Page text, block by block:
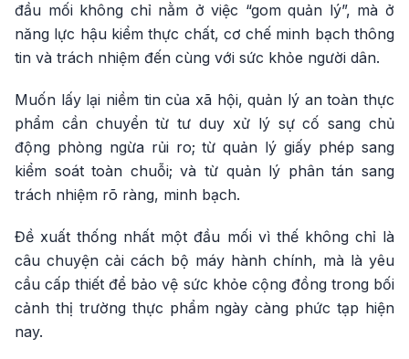
đầu mối không chỉ nằm ở việc “gom quản lý”, mà ở
năng lực hậu kiểm thực chất, cơ chế minh bạch thông
tin và trách nhiệm đến cùng với sức khỏe người dân.
Muốn lấy lại niềm tin của xã hội, quản lý an toàn thực
phẩm cần chuyển từ tư duy xử lý sự cố sang chủ
động phòng ngừa rủi ro; từ quản lý giấy phép sang
kiểm soát toàn chuỗi; và từ quản lý phân tán sang
trách nhiệm rõ ràng, minh bạch.
Đề xuất thống nhất một đầu mối vì thế không chỉ là
câu chuyện cải cách bộ máy hành chính, mà là yêu
cầu cấp thiết để bảo vệ sức khỏe cộng đồng trong bối
cảnh thị trường thực phẩm ngày càng phức tạp hiện
nay.